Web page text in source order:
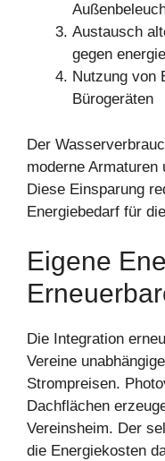
Austausch
gegen
Nutzung von
Bürogeräten
Der
moderne
Diese Einsparung
Energiebedarf für
Eigene
Die Integration
Vereine
Strompreisen.
Dachflächen
Vereinsheim. Der
die Energiekosten